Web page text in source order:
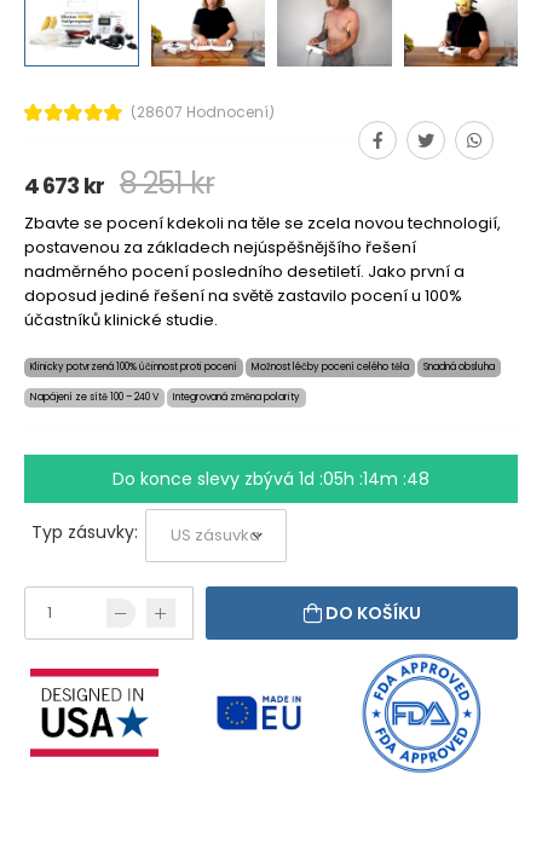
(28607 Hodnocení)
4 673 kr 8 251 kr
Zbavte se pocení kdekoli na těle se zcela novou technologií,
postavenou za základech nejúspěšnějšího řešení
nadměrného pocení posledního desetiletí. Jako první a
doposud jediné řešení na světě zastavilo pocení u 100%
účastníků klinické studie.
Klinicky potvrzená 100% účinnost proti pocení Možnost léčby pocení celého těla Snadná obsluha
Napájení ze sítě 100 – 240 V Integrovaná změna polarity
Do konce slevy zbývá 1d :05h :14m :48
Typ zásuvky:
DO KOŠÍKU